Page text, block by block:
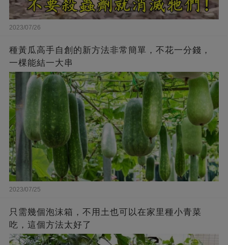
2023/07/26
種黃瓜高手自創的新方法非常簡單，不花一分錢，
一棵能結一大串
2023/07/25
只需幾個泡沫箱，不用土也可以在家里種小青菜
吃，這個方法太好了